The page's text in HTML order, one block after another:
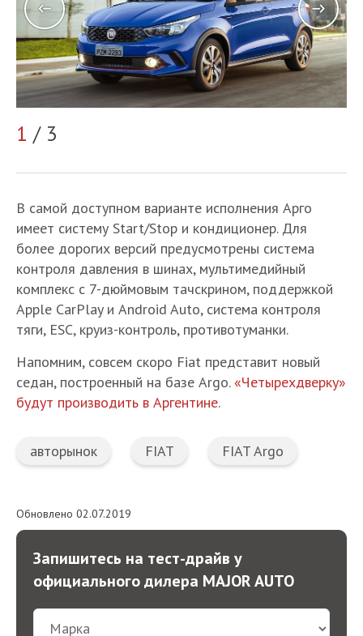
1 / 3
В самой доступном варианте исполнения Арго
имеет систему Start/Stop и кондиционер. Для
более дорогих версий предусмотрены система
контроля давления в шинах, мультимедийный
комплекс с 7-дюймовым тачскрином, поддержкой
Apple CarPlay и Android Auto, система контроля
тяги, ESC, круиз-контроль, противотуманки.
Напомним, совсем скоро Fiat представит новый
седан, построенный на базе Argo.«Четырехдверку»
будут производить в Аргентине.
авторынок FIAT FIAT Argo
Обновлено 02.07.2019
Запишитесь на тест-драйв у
официального дилера MAJOR AUTO